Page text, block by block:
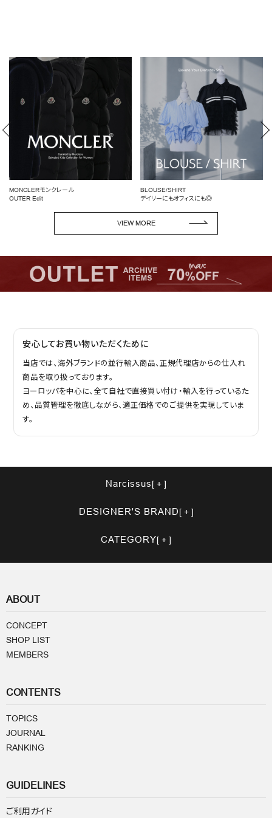
MONCLERモンクレール
OUTER Edit
BLOUSE/SHIRT
デイリーにもオフィスにも◎
VIEW MORE
安心してお買い物いただくために
当店では、海外ブランドの並行輸入商品、正規代理店からの仕入れ
商品を取り扱っております。
ヨーロッパを中心に、全て自社で直接買い付け・輸入を行っているた
め、品質管理を徹底しながら、適正価格でのご提供を実現していま
す。
Narcissus
DESIGNER'S BRAND
CATEGORY
ABOUT
CONCEPT
SHOP LIST
MEMBERS
CONTENTS
TOPICS
JOURNAL
RANKING
GUIDELINES
ご利用ガイド